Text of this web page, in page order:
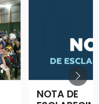
NOTA DE